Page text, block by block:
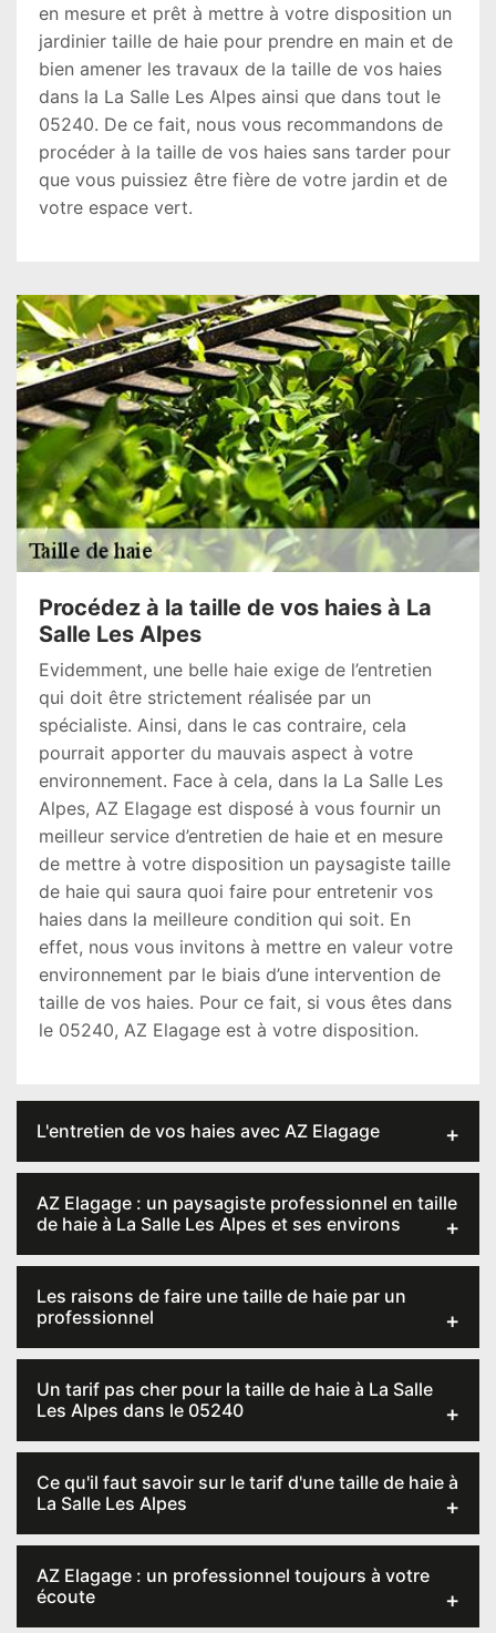
en mesure et prêt à mettre à votre disposition un
jardinier taille de haie pour prendre en main et de
bien amener les travaux de la taille de vos haies
dans la La Salle Les Alpes ainsi que dans tout le
05240. De ce fait, nous vous recommandons de
procéder à la taille de vos haies sans tarder pour
que vous puissiez être fière de votre jardin et de
votre espace vert.
Procédez à la taille de vos haies à La
Salle Les Alpes
Evidemment, une belle haie exige de l’entretien
qui doit être strictement réalisée par un
spécialiste. Ainsi, dans le cas contraire, cela
pourrait apporter du mauvais aspect à votre
environnement. Face à cela, dans la La Salle Les
Alpes, AZ Elagage est disposé à vous fournir un
meilleur service d’entretien de haie et en mesure
de mettre à votre disposition un paysagiste taille
de haie qui saura quoi faire pour entretenir vos
haies dans la meilleure condition qui soit. En
effet, nous vous invitons à mettre en valeur votre
environnement par le biais d’une intervention de
taille de vos haies. Pour ce fait, si vous êtes dans
le 05240, AZ Elagage est à votre disposition.
L'entretien de vos haies avec AZ Elagage
AZ Elagage : un paysagiste professionnel en taille
de haie à La Salle Les Alpes et ses environs
Les raisons de faire une taille de haie par un
professionnel
Un tarif pas cher pour la taille de haie à La Salle
Les Alpes dans le 05240
Ce qu'il faut savoir sur le tarif d'une taille de haie à
La Salle Les Alpes
AZ Elagage : un professionnel toujours à votre
écoute